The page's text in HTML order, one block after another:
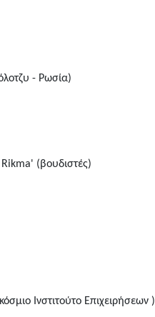
- Ρωσία)
(βουδιστές)
Ινστιτούτο Επιχειρήσεων )